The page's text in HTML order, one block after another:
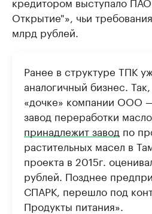
Открытие"», чьи
млрд рублей.
Ранее в структуре ТПК
аналогичный бизнес.
«дочке» компании ООО
завод переработки
принадлежит завод по
растительных масел в
проекта в 2015г.
рублей. Позднее
СПАРК, перешло под
Продукты питания».